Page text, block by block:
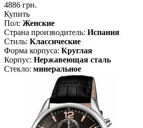
4886 грн.
Купить
Пол: Женские
Страна производитель: Испания
Стиль: Классические
Форма корпуса: Круглая
Корпус: Нержавеющая cталь
Стекло: минеральное